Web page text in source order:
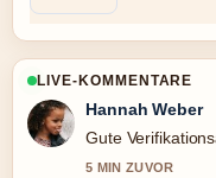
LIVE-KOMMENTARE
Hannah Weber
Gute
5 MIN ZUVOR